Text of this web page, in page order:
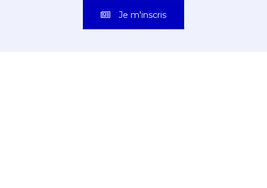
Je m'inscris